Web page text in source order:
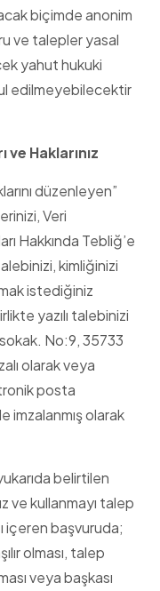
biçimde anonim
ve talepler yasal
yahut hukuki
edilmeyebilecektir
Haklarınız
düzenleyen”
Veri
Hakkında Tebliğ’e
kimliğinizi
istediğiniz
yazılı talebinizi
No:9, 35733
olarak veya
posta
imzalanmış olarak
belirtilen
ve kullanmayı talep
içeren başvuruda;
olması, talep
veya başkası